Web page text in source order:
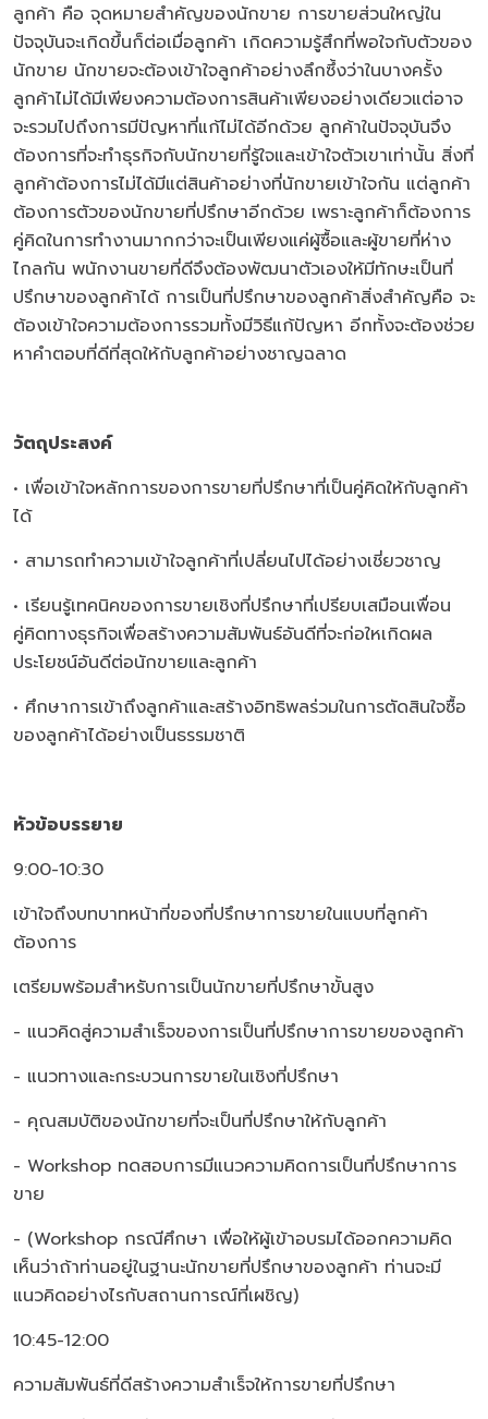
ลูกค้า คือ จุดหมายสำคัญของนักขาย การขายส่วนใหญ่ใน
ปัจจุบันจะเกิดขึ้นก็ต่อเมื่อลูกค้า เกิดความรู้สึกที่พอใจกับตัวของ
นักขาย นักขายจะต้องเข้าใจลูกค้าอย่างลึกซึ้งว่าในบางครั้ง
ลูกค้าไม่ได้มีเพียงความต้องการสินค้าเพียงอย่างเดียวแต่อาจ
จะรวมไปถึงการมีปัญหาที่แก้ไม่ได้อีกด้วย ลูกค้าในปัจจุบันจึง
ต้องการที่จะทำธุรกิจกับนักขายที่รู้ใจและเข้าใจตัวเขาเท่านั้น สิ่งที่
ลูกค้าต้องการไม่ได้มีแต่สินค้าอย่างที่นักขายเข้าใจกัน แต่ลูกค้า
ต้องการตัวของนักขายที่ปรึกษาอีกด้วย เพราะลูกค้าก็ต้องการ
คู่คิดในการทำงานมากกว่าจะเป็นเพียงแค่ผู้ซื้อและผู้ขายที่ห่าง
ไกลกัน พนักงานขายที่ดีจึงต้องพัฒนาตัวเองให้มีทักษะเป็นที่
ปรึกษาของลูกค้าได้ การเป็นที่ปรึกษาของลูกค้าสิ่งสำคัญคือ จะ
ต้องเข้าใจความต้องการรวมทั้งมีวิธีแก้ปัญหา อีกทั้งจะต้องช่วย
หาคำตอบที่ดีที่สุดให้กับลูกค้าอย่างชาญฉลาด
วัตถุประสงค์
• เพื่อเข้าใจหลักการของการขายที่ปรึกษาที่เป็นคู่คิดให้กับลูกค้า
ได้
• สามารถทำความเข้าใจลูกค้าที่เปลี่ยนไปได้อย่างเชี่ยวชาญ
• เรียนรู้เทคนิคของการขายเชิงที่ปรึกษาที่เปรียบเสมือนเพื่อน
คู่คิดทางธุรกิจเพื่อสร้างความสัมพันธ์อันดีที่จะก่อใหเกิดผล
ประโยชน์อันดีต่อนักขายและลูกค้า
• ศึกษาการเข้าถึงลูกค้าและสร้างอิทธิพลร่วมในการตัดสินใจซื้อ
ของลูกค้าได้อย่างเป็นธรรมชาติ
หัวข้อบรรยาย
9:00-10:30
เข้าใจถึงบทบาทหน้าที่ของที่ปรึกษาการขายในแบบที่ลูกค้า
ต้องการ
เตรียมพร้อมสำหรับการเป็นนักขายที่ปรึกษาขั้นสูง
- แนวคิดสู่ความสำเร็จของการเป็นที่ปรึกษาการขายของลูกค้า
- แนวทางและกระบวนการขายในเชิงที่ปรึกษา
- คุณสมบัติของนักขายที่จะเป็นที่ปรึกษาให้กับลูกค้า
- Workshop ทดสอบการมีแนวความคิดการเป็นที่ปรึกษาการ
ขาย
- (Workshop กรณีศึกษา เพื่อให้ผู้เข้าอบรมได้ออกความคิด
เห็นว่าถ้าท่านอยู่ในฐานะนักขายที่ปรึกษาของลูกค้า ท่านจะมี
แนวคิดอย่างไรกับสถานการณ์ที่เผชิญ)
10:45-12:00
ความสัมพันธ์ที่ดีสร้างความสำเร็จให้การขายที่ปรึกษา